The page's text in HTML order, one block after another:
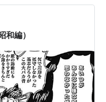
間に３万倍に資産を増
す。短期の値動きで利
別で、こうなると株…
和編）